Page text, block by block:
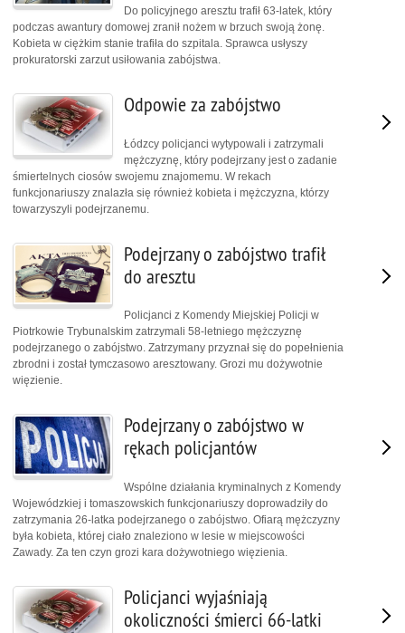
Do policyjnego aresztu trafił 63-latek, który
podczas awantury domowej zranił nożem w brzuch swoją żonę.
Kobieta w ciężkim stanie trafiła do szpitala. Sprawca usłyszy
prokuratorski zarzut usiłowania zabójstwa.
Odpowie za zabójstwo
Łódzcy policjanci wytypowali i zatrzymali
mężczyznę, który podejrzany jest o zadanie
śmiertelnych ciosów swojemu znajomemu. W rekach
funkcjonariuszy znalazła się również kobieta i mężczyzna, którzy
towarzyszyli podejrzanemu.
Podejrzany o zabójstwo trafił
do aresztu
Policjanci z Komendy Miejskiej Policji w
Piotrkowie Trybunalskim zatrzymali 58-letniego mężczyznę
podejrzanego o zabójstwo. Zatrzymany przyznał się do popełnienia
zbrodni i został tymczasowo aresztowany. Grozi mu dożywotnie
więzienie.
Podejrzany o zabójstwo w
rękach policjantów
Wspólne działania kryminalnych z Komendy
Wojewódzkiej i tomaszowskich funkcjonariuszy doprowadziły do
zatrzymania 26-latka podejrzanego o zabójstwo. Ofiarą mężczyzny
była kobieta, której ciało znaleziono w lesie w miejscowości
Zawady. Za ten czyn grozi kara dożywotniego więzienia.
Policjanci wyjaśniają
okoliczności śmierci 66-latki